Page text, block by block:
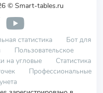
© Smart-tables.ru
статистика
Бот для
Пользовательское
на угловые
Статистика
Профессиональные